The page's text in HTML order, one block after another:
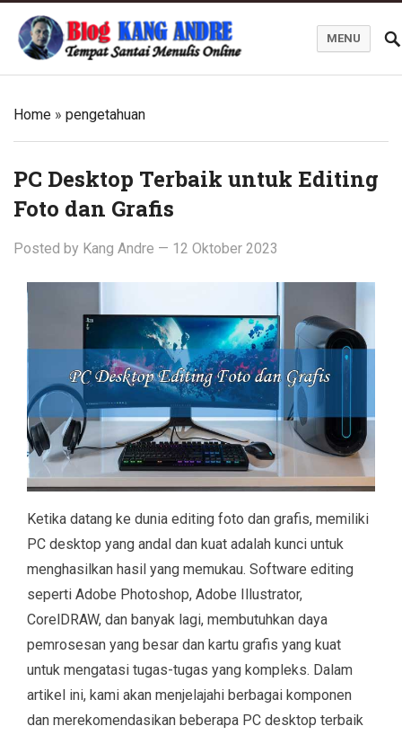
Kang Andre Online
MENU
Home » pengetahuan
PC Desktop Terbaik untuk Editing
Foto dan Grafis
Posted by Kang Andre — 12 Oktober 2023
Ketika datang ke dunia editing foto dan grafis, memiliki
PC desktop yang andal dan kuat adalah kunci untuk
menghasilkan hasil yang memukau. Software editing
seperti Adobe Photoshop, Adobe Illustrator,
CorelDRAW, dan banyak lagi, membutuhkan daya
pemrosesan yang besar dan kartu grafis yang kuat
untuk mengatasi tugas-tugas yang kompleks. Dalam
artikel ini, kami akan menjelajahi berbagai komponen
dan merekomendasikan beberapa PC desktop terbaik